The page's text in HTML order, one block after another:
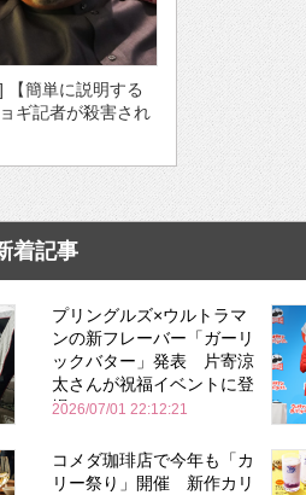
【簡単に説明する
ギ記者が殺害され
着記事
プリングルズ×ウルトラマ
ンの新フレーバー「ガーリ
ックバター」発表 片寄涼
太さんが祝福イベントに登
場
2026/07/01 22:12:21
コメダ珈琲店で今年も「カ
リー祭り」開催 新作カリ